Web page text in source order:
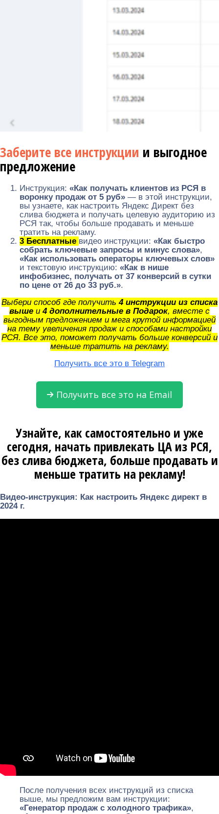
Заберите все инструкции и выгодное
предложение
Инструкция: «Как получать клиентов из РСЯ в
воронку продаж от 5 руб» — в этой инструкции,
вы узнаете, как настроить Яндекс Директ без
слива бюджета и получать целевую аудиторию из
РСЯ так, чтобы больше продавать и меньше
тратить на рекламу.
3 Бесплатные видео инструкции: «Как быстро
собрать ключевые запросы и минус слова»,
«Как использовать операторы ключевых слов»
и текстовую инструкцию: «Как в нише
инфобизнес, получать от 37 конверсий в сутки
по цене от 26 до 33 руб.».
Выбери способ где получить4 инструкции из списка
выше и4 дополнительные в Подарок, вместе с
выгодным предложением и мега крутой информацией
на тему увеличения продаж и способами настройки
РСЯ. Все это, поможет получать больше конверсий и
меньше тратить на рекламу.
Получить все это в Telegram
Получить все это на Email
Узнайте, как самостоятельно и уже
сегодня, начать привлекать ЦА из РСЯ,
без слива бюджета, больше продавать и
меньше тратить на рекламу!
Видео-инструкция: Как настроить Яндекс директ в
2024 г.
После получения всех инструкций из списка
выше, мы предложим вам инструкции:
«Генератор продаж с холодного трафика»,